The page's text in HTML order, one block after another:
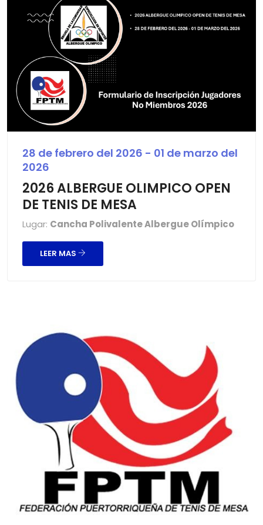
28 de febrero del 2026 - 01 de marzo del
2026
2026 ALBERGUE OLIMPICO OPEN
DE TENIS DE MESA
Lugar: Cancha Polivalente Albergue Olímpico
LEER MAS